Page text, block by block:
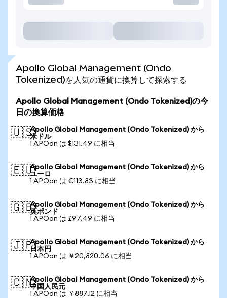
Apollo Global Management (Ondo
Tokenized)を人気の通貨に換算して探索する
Apollo Global Management (Ondo Tokenized)の今
日の換算価格
🇺🇸Apollo Global Management (Ondo Tokenized) から
米ドル
1 APOon は $131.49 に相当
🇪🇺Apollo Global Management (Ondo Tokenized) から
ユーロ
1 APOon は €113.83 に相当
🇬🇧Apollo Global Management (Ondo Tokenized) から
英ポンド
1 APOon は £97.49 に相当
🇯🇵Apollo Global Management (Ondo Tokenized) から
日本円
1 APOon は ￥20,820.06 に相当
🇨🇳Apollo Global Management (Ondo Tokenized) から
中国人民元
1 APOon は ￥887.12 に相当